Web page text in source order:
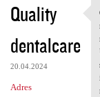
Quality
dentalcare
20.04.2024
Adres